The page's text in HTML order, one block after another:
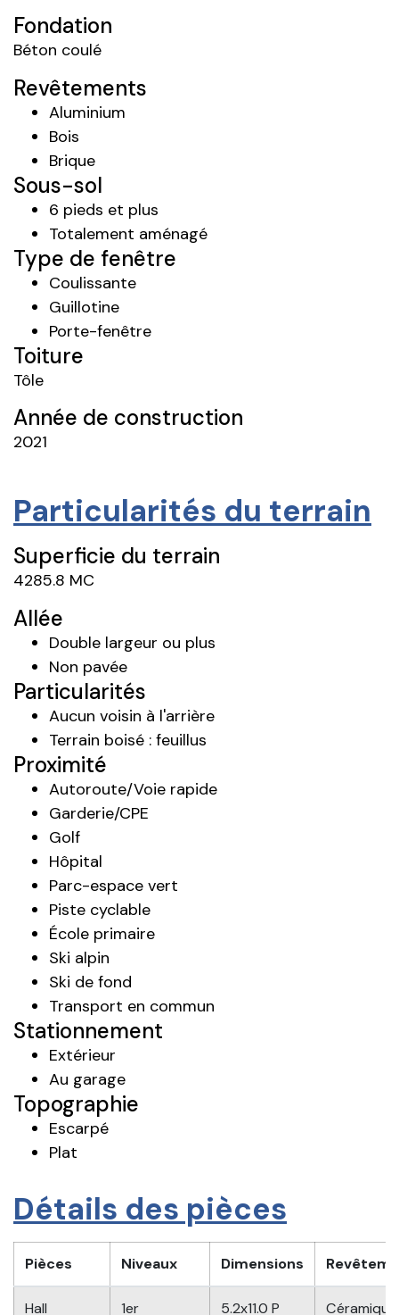
Fondation
Béton coulé
Revêtements
Aluminium
Bois
Brique
Sous-sol
6 pieds et plus
Totalement aménagé
Type de fenêtre
Coulissante
Guillotine
Porte-fenêtre
Toiture
Tôle
Année de construction
2021
Particularités du terrain
Superficie du terrain
4285.8 MC
Allée
Double largeur ou plus
Non pavée
Particularités
Aucun voisin à l'arrière
Terrain boisé : feuillus
Proximité
Autoroute/Voie rapide
Garderie/CPE
Golf
Hôpital
Parc-espace vert
Piste cyclable
École primaire
Ski alpin
Ski de fond
Transport en commun
Stationnement
Extérieur
Au garage
Topographie
Escarpé
Plat
Détails des pièces
Pièces Niveaux Dimensions
Hall 1er 5.2x11.0 P Céramique